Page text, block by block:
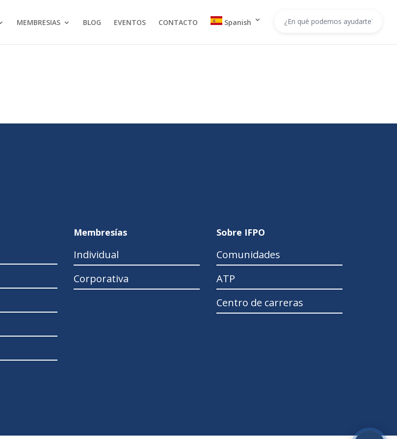
MEMBRESIAS BLOG EVENTOS CONTACTO Spanish
Membresías
Individual
Corporativa
Sobre IFPO
Comunidades
ATP
Centro de carreras